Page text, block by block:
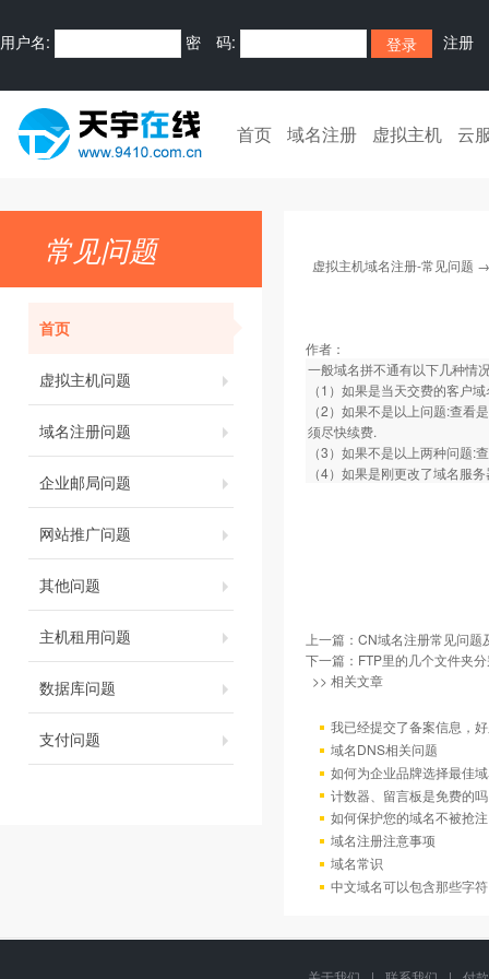
用户名: 密 码: 注册
首页 域名注册 虚拟主机 云
常见问题
首页
虚拟主机问题
域名注册问题
企业邮局问题
网站推广问题
其他问题
主机租用问题
数据库问题
支付问题
虚拟主机域名注册-常见问题
作者：
一般域名拼不通有以下几种情
（1）如果是当天交费的客户
（2）如果不是以上问题:查看
须尽快续费.
（3）如果不是以上两种问题:
（4）如果是刚更改了域名服
上一篇： CN域名注册常见问题
下一篇： FTP里的几个文件夹
>> 相关文章
我已经提交了备案信息，
域名DNS相关问题
如何为企业品牌选择最佳
计数器、留言板是免费的
如何保护您的域名不被抢注
域名注册注意事项
域名常识
中文域名可以包含那些字